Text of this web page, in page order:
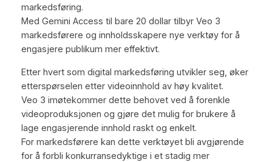
markedsføring.
Med Gemini Access til bare 20 dollar tilbyr Veo 3
markedsførere og innholdsskapere nye verktøy for å
engasjere publikum mer effektivt.
Etter hvert som digital markedsføring utvikler seg, øker
etterspørselen etter videoinnhold av høy kvalitet.
Veo 3 imøtekommer dette behovet ved å forenkle
videoproduksjonen og gjøre det mulig for brukere å
lage engasjerende innhold raskt og enkelt.
For markedsførere kan dette verktøyet bli avgjørende
for å forbli konkurransedyktige i et stadig mer